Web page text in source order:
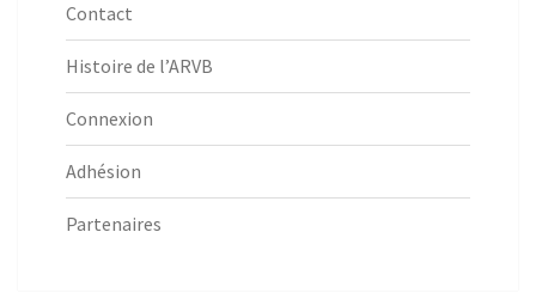
Contact
Histoire de l’ARVB
Connexion
Adhésion
Partenaires